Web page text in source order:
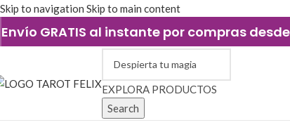
Skip to navigation Skip to main content
Envío GRATIS al instante por compras
EXPLORA PRODUCTOS
Search